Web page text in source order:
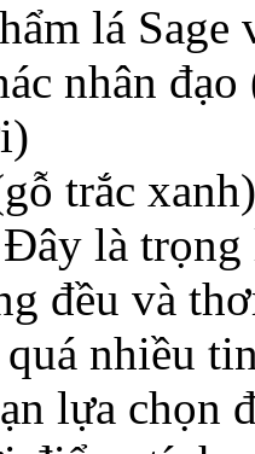
lá
nhân
trắc
là
đều và
nhiều
lựa chọn